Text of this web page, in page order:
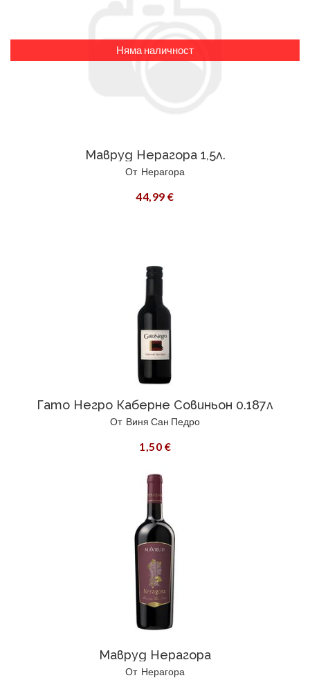
Мавруд Нерагора 1,5л.
От Нерагора
44,99 €
Няма наличност
Гато Негро Каберне Совиньон 0.187л
От Виня Сан Педро
1,50 €
Мавруд Нерагора
От Нерагора